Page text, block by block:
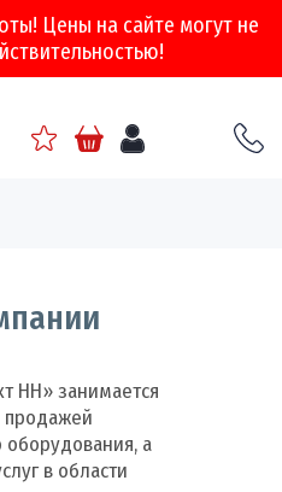
Цены на сайте могут не
оборудование
противопожарные
знаки безопасности
НН» занимается
продажей
оборудования, а
в области